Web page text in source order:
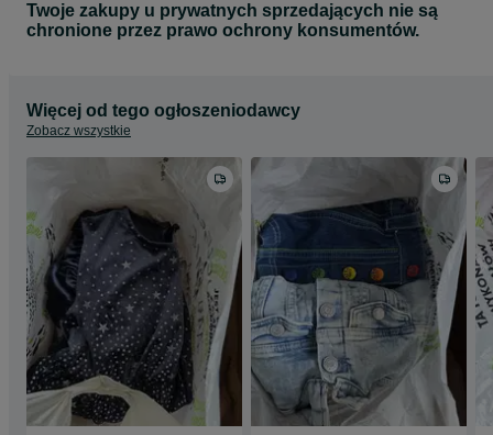
Twoje zakupy u prywatnych sprzedających nie są
chronione przez prawo ochrony konsumentów.
Więcej od tego ogłoszeniodawcy
Zobacz wszystkie